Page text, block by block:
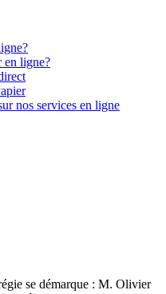
en ligne?
nos services en ligne
se démarque : M. Olivier